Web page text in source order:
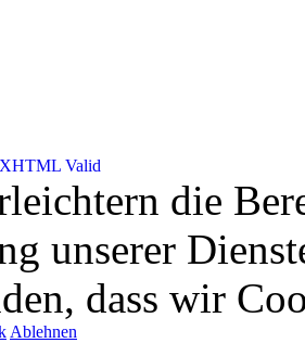
XHTML Valid
die
unserer
dass wir
Ablehnen